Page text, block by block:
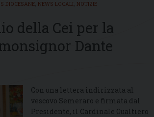
DIOCESANE NEWS LOCALI NOTIZIE
della Cei per la
Dante
Con una lettera indirizzata al
vescovo Semeraro e firmata dal
Presidente, il Cardinale Gualtiero